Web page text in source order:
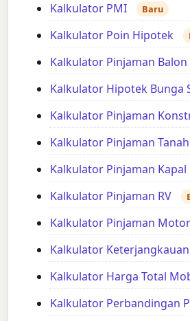
Kalkulator PMI Baru
Kalkulator Poin Hipotek
Kalkulator Pinjaman Balon
Kalkulator Hipotek Bunga
Kalkulator Pinjaman
Kalkulator Pinjaman Tanah
Kalkulator Pinjaman Kapal
Kalkulator Pinjaman RV
Kalkulator Pinjaman Motor
Kalkulator
Kalkulator Harga Total
Kalkulator Perbandingan